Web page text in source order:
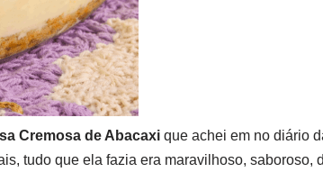
Cremosa de Abacaxique achei em no diário
tudo que ela fazia era maravilhoso, saboroso,